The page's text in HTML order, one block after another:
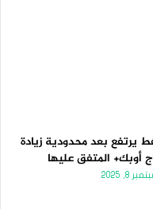
يرتفع بعد محدودية زيادة
أوبك+ المتفق عليها
8, 2025